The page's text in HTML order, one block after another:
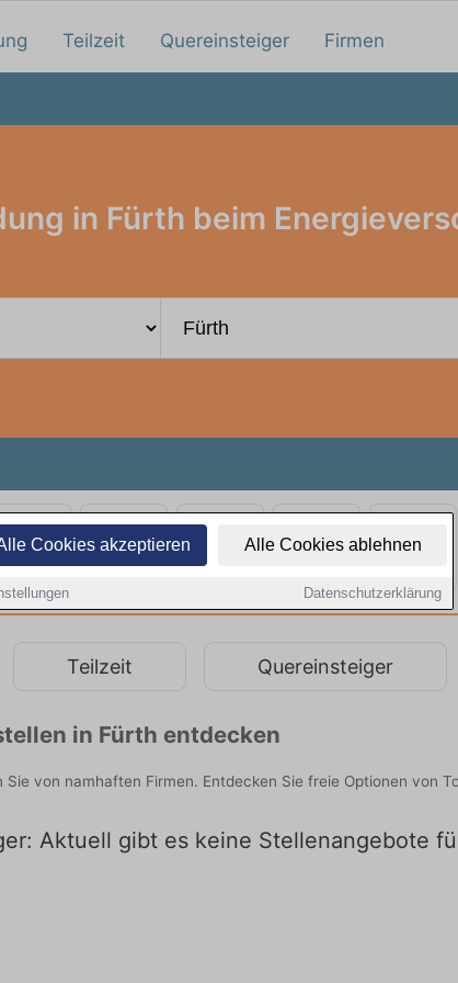
Cookies akzeptieren Alle Cookies ablehnen
Datenschutzerklärung
Teilzeit Quereinsteiger Firmen
in Fürth beim
Teilzeit Quereinsteiger
in Fürth entdecken
von namhaften Firmen. Entdecken Sie freie Optionen von
Aktuell gibt es keine Stellenangebote